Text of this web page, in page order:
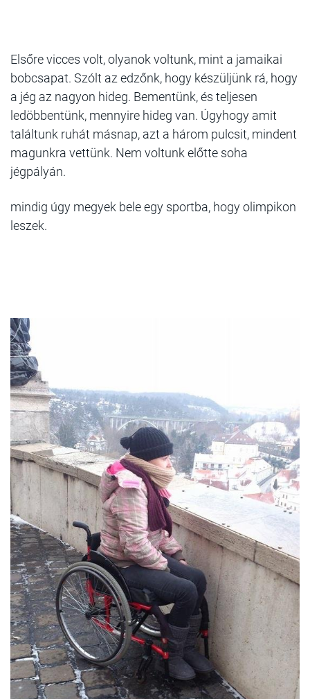
Elsőre vicces volt, olyanok voltunk, mint a jamaikai
bobcsapat. Szólt az edzőnk, hogy készüljünk rá, hogy
a jég az nagyon hideg. Bementünk, és teljesen
ledöbbentünk, mennyire hideg van. Úgyhogy amit
találtunk ruhát másnap, azt a három pulcsit, mindent
magunkra vettünk. Nem voltunk előtte soha
jégpályán.
mindig úgy megyek bele egy sportba, hogy olimpikon
leszek.